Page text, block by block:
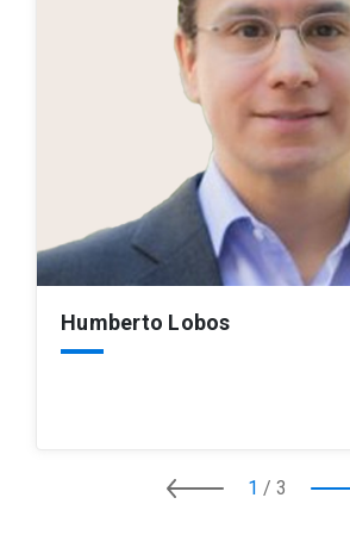
Humberto Lobos
1 / 3